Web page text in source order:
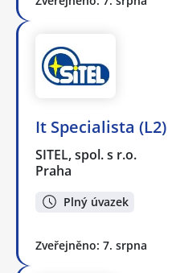
It Specialista (L2)
SITEL, spol. s r.o.
Praha
Plný úvazek
Zveřejněno: 7. srpna